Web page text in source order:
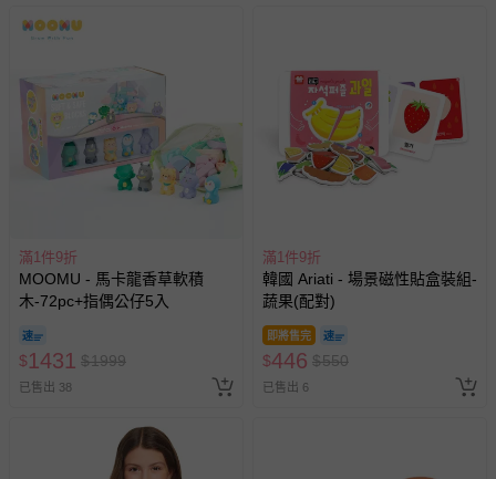
滿1件9折
MOOMU - 馬卡龍香草軟積
木-72pc+指偶公仔5入
$1431 $1999
已售出 38
滿1件9折
韓國 Ariati - 場景磁性貼盒裝組-
蔬果(配對)
即將售完
$446 $550
已售出 6